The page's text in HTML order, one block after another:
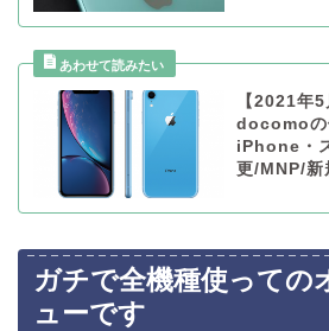
【2021年
docomoの
iPhone・
更/MNP/新
ガチで全機種使っての
ューです